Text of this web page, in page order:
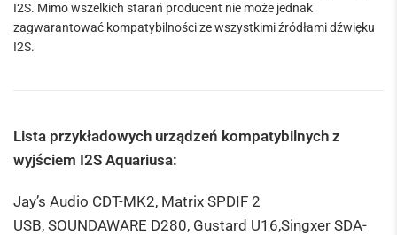
I2S. Mimo wszelkich starań producent nie może jednak
zagwarantować kompatybilności ze wszystkimi źródłami dźwięku
I2S.
Lista przykładowych urządzeń kompatybilnych z
wyjściem I2S Aquariusa:
Jay’s Audio CDT-MK2, Matrix SPDIF 2
USB, SOUNDAWARE D280, Gustard U16,Singxer SDA-